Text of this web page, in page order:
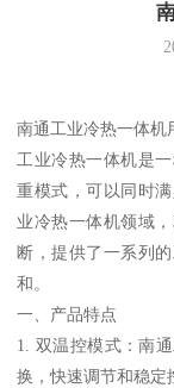
南通工业冷热一体机
工业冷热一体机是
重模式，可以同时
业冷热一体机领域
断，提供了一系列
和。
一、产品特点
1. 双温控模式：南
换，快速调节和稳定